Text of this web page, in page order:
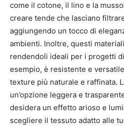
come il cotone, il lino e la
creare tende che lasciano
aggiungendo un tocco di
ambienti. Inoltre, questi
rendendoli ideali per i progetti
esempio, è resistente e
texture più naturale e raffinata.
un’opzione leggera e
desidera un effetto arioso e
scegliere il tessuto adatto alle